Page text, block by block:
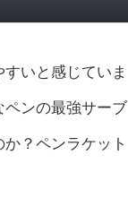
いと感じていま
ンの最強サーブ
？ペンラケット